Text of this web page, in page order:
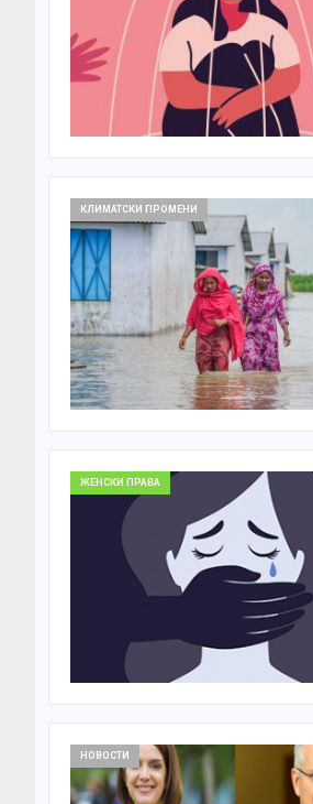
КЛИМАТСКИ ПРОМЕНИ
ЖЕНСКИ ПРАВА
НОВОСТИ